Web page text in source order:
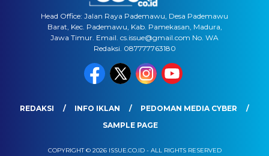
Head Office: Jalan Raya Pademawu, Desa Pademawu
Barat, Kec. Pademawu, Kab. Pamekasan, Madura,
Jawa Timur. Email. cs.issue@gmail.com No. WA
Redaksi. 087777763180
REDAKSI INFO IKLAN
PEDOMAN MEDIA CYBER
SAMPLE PAGE
COPYRIGHT © 2026 ISSUE.CO.ID - ALL RIGHTS RESERVED